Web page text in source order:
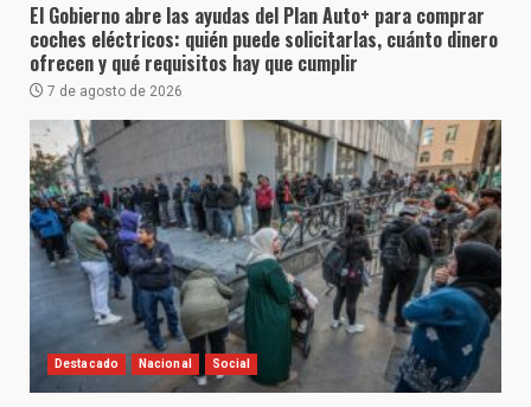
El Gobierno abre las ayudas del Plan Auto+ para comprar
coches eléctricos: quién puede solicitarlas, cuánto dinero
ofrecen y qué requisitos hay que cumplir
7 de agosto de 2026
Destacado Nacional Social